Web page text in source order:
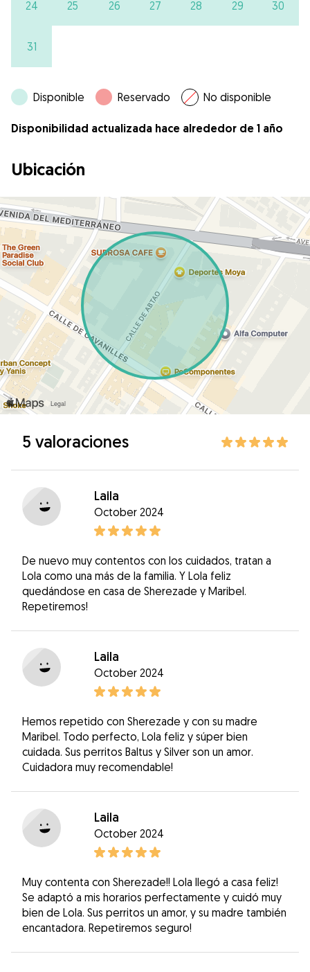
24 25 26 27 28 29 30
31
Disponible Reservado No disponible
Disponibilidad actualizada hace alrededor de 1 año
Ubicación
5 valoraciones
Laila
October 2024
De nuevo muy contentos con los cuidados, tratan a
Lola como una más de la familia. Y Lola feliz
quedándose en casa de Sherezade y Maribel.
Repetiremos!
Laila
October 2024
Hemos repetido con Sherezade y con su madre
Maribel. Todo perfecto, Lola feliz y súper bien
cuidada. Sus perritos Baltus y Silver son un amor.
Cuidadora muy recomendable!
Laila
October 2024
Muy contenta con Sherezade!! Lola llegó a casa feliz!
Se adaptó a mis horarios perfectamente y cuidó muy
bien de Lola. Sus perritos un amor, y su madre también
encantadora. Repetiremos seguro!